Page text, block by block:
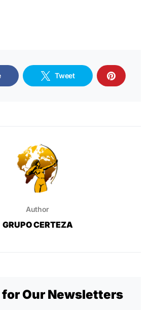
Tweet
Author
GRUPO CERTEZA
for Our Newsletters